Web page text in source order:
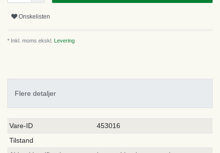
Onskelisten
* Inkl. moms ekskl. Levering
Flere detaljer
Ceres::Template.singleItemTechnicalDataAttribute
Ceres::Template.singleItemTechnicalDataValue
Vare-ID
453016
Tilstand